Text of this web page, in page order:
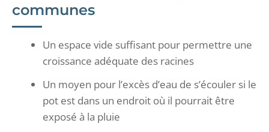
communes
Un espace vide suffisant pour permettre une
croissance adéquate des racines
Un moyen pour l’excès d’eau de s’écouler si le
pot est dans un endroit où il pourrait être
exposé à la pluie